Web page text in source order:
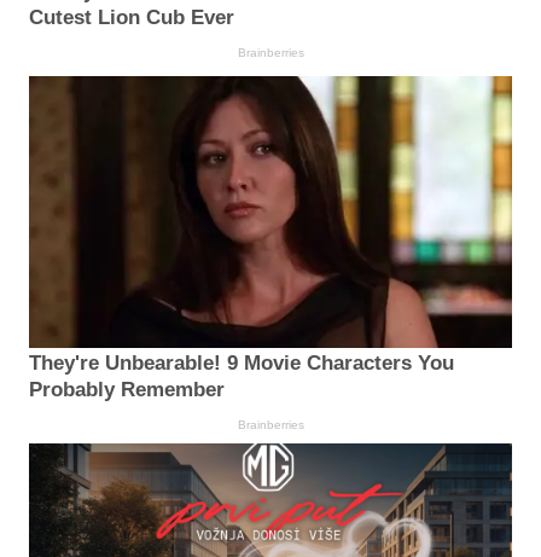
Cutest Lion Cub Ever
Brainberries
They're Unbearable! 9 Movie Characters You
Probably Remember
Brainberries